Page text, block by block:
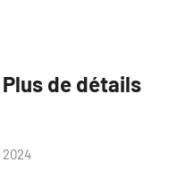
de détails
2024